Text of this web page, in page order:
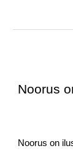
Noorus
Noorus on